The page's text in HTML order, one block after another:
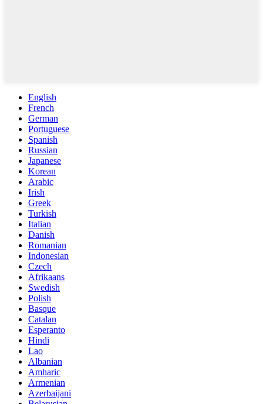
English
French
German
Portuguese
Spanish
Russian
Japanese
Korean
Arabic
Irish
Greek
Turkish
Italian
Danish
Romanian
Indonesian
Czech
Afrikaans
Swedish
Polish
Basque
Catalan
Esperanto
Hindi
Lao
Albanian
Amharic
Armenian
Azerbaijani